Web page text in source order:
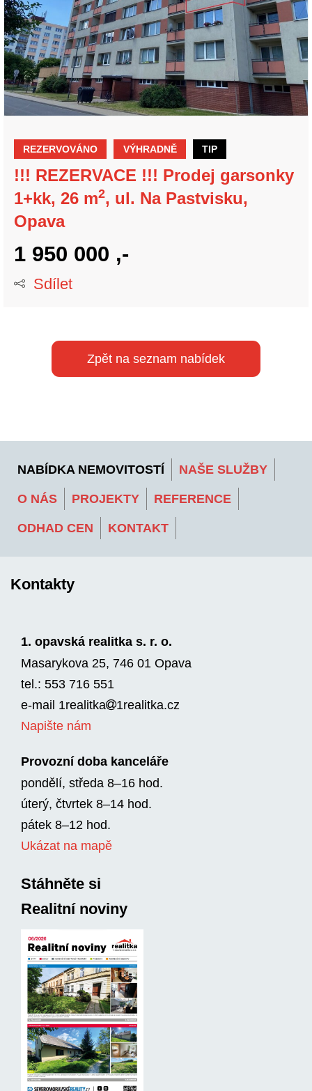
REZERVOVÁNO VÝHRADNĚ TIP
!!! REZERVACE !!! Prodej garsonky
1+kk, 26 m2, ul. Na Pastvisku,
Opava
1 950 000 ,-
Sdílet
Zpět na seznam nabídek
NABÍDKA NEMOVITOSTÍ NAŠE SLUŽBY
O NÁS PROJEKTY REFERENCE
ODHAD CEN KONTAKT
Kontakty
1. opavská realitka s. r. o.
Masarykova 25, 746 01 Opava
tel.: 553 716 551
e-mail 1realitka
1rea­litka.cz
Napište nám
Provozní doba kanceláře
pondělí, středa 8–16 hod.
úterý, čtvrtek 8–14 hod.
pátek 8–12 hod.
Ukázat na mapě
Stáhněte si
Realitní noviny